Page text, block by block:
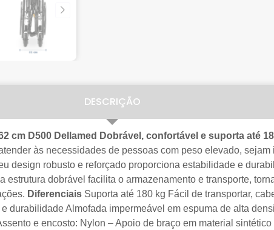
DESCRIÇÃO
cm D500 Dellamed Dobrável, confortável e suporta até
às necessidades de pessoas com peso elevado,
design robusto e reforçado proporciona estabilidade e
dobrável facilita o armazenamento e transporte,
Diferenciais Suporta até 180 kg Fácil de transportar,
durabilidade Almofada impermeável em espuma de alta
e encosto: Nylon – Apoio de braço em material